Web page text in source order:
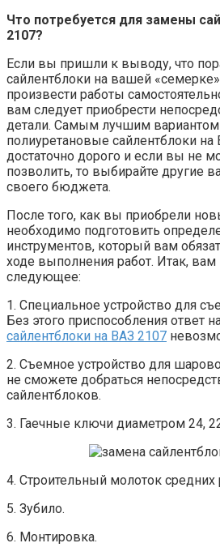
Что потребуется для замены
2107?
Если вы пришли к выводу, что
сайлентблоки на вашей
произвести работы
вам следует приобрести
детали. Самым лучшим
полиуретановые сайлентблоки на
достаточно дорого и если вы не
позволить, то выбирайте другие
своего бюджета.
После того, как вы приобрели
необходимо подготовить
инструментов, который вам
ходе выполнения работ. Итак, вам
следующее:
1. Специальное устройство для
Без этого приспособления ответ
сайлентблоки на ВАЗ 2107
2. Съемное устройство для
не сможете добраться
сайлентблоков.
3. Гаечные ключи диаметром 24,
4. Строительный молоток средних
5. Зубило.
6. Монтировка.